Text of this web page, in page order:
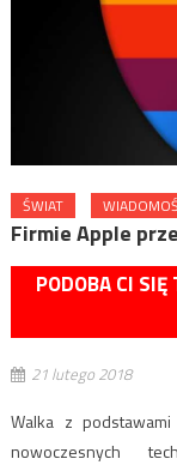
ŚWIAT
Firmie Apple
PODOBA CI SIĘ
21 lutego 2018
Walka z
nowoczesnych